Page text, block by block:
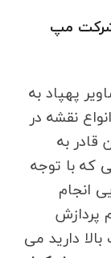
شرکت مپ
پهپاد به
نقشه در
قادر به
که با توجه
انجام
پردازش
دارید می